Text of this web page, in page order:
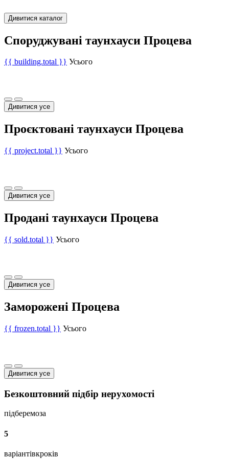
Дивитися каталог
Споруджувані таунхауси Процева
{{ building.total }} Усього
Дивитися усе
Проєктовані таунхауси Процева
{{ project.total }} Усього
Дивитися усе
Продані таунхауси Процева
{{ sold.total }} Усього
Дивитися усе
Заморожені Процева
{{ frozen.total }} Усього
Дивитися усе
Безкоштовний підбір нерухомості
підберемоза
5
варіантівкроків